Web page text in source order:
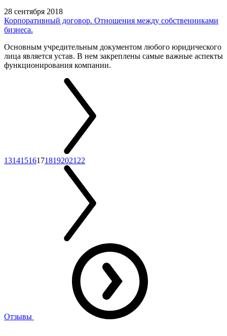
28 сентября 2018
Корпоративный договор. Отношения между собственниками
бизнеса.
Основным учредительным документом любого юридического
лица является устав. В нем закреплены самые важные аспекты
функционирования компании.
131415161718192021 22
Отзывы